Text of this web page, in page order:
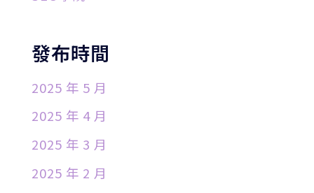
發布時間
2025 年 5 月
2025 年 4 月
2025 年 3 月
2025 年 2 月